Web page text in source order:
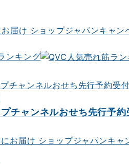
届け ショップジャパンキャン
ンキング
チャンネルおせち先行予約